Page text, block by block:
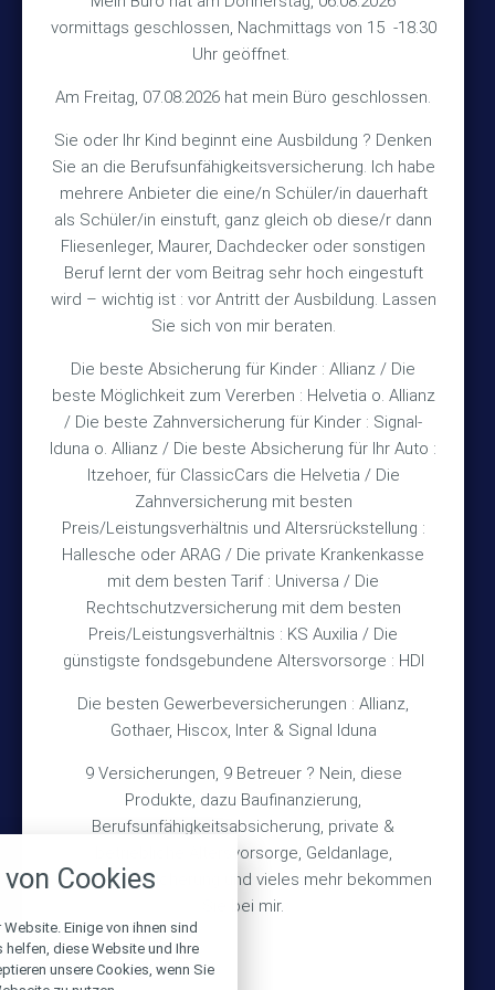
vormittags geschlossen, Nachmittags von 15 -18.30
Uhr geöffnet.
Am Freitag, 07.08.2026 hat mein Büro geschlossen.
Sie oder Ihr Kind beginnt eine Ausbildung ? Denken
Sie an die Berufsunfähigkeitsversicherung. Ich habe
mehrere Anbieter die eine/n Schüler/in dauerhaft
als Schüler/in einstuft, ganz gleich ob diese/r dann
Fliesenleger, Maurer, Dachdecker oder sonstigen
Beruf lernt der vom Beitrag sehr hoch eingestuft
wird – wichtig ist : vor Antritt der Ausbildung. Lassen
Sie sich von mir beraten.
Die beste Absicherung für Kinder : Allianz / Die
beste Möglichkeit zum Vererben : Helvetia o. Allianz
/ Die beste Zahnversicherung für Kinder : Signal-
Iduna o. Allianz / Die beste Absicherung für Ihr Auto :
Itzehoer, für ClassicCars die Helvetia / Die
Zahnversicherung mit besten
Preis/Leistungsverhältnis und Altersrückstellung :
Hallesche oder ARAG / Die private Krankenkasse
mit dem besten Tarif : Universa / Die
Rechtschutzversicherung mit dem besten
Preis/Leistungsverhältnis : KS Auxilia / Die
günstigste fondsgebundene Altersvorsorge : HDI
Die besten Gewerbeversicherungen : Allianz,
Gothaer, Hiscox, Inter & Signal Iduna
9 Versicherungen, 9 Betreuer ? Nein, diese
Produkte, dazu Baufinanzierung,
Berufsunfähigkeitsabsicherung, private &
betriebliche Altersvorsorge, Geldanlage,
Gebäudeversicherung und vieles mehr bekommen
Sie bei mir.
30890 Barsinghausen
Kontakt
TEL +49 (5105) 1811
FAX +49 (5105) 2720
MAIL vmh1a@web.de
Bürozeiten
Mo – Fr 10:15 – 12:00 Uhr
und nach Vereinbarung
Rechtliches
Impressum
Datenschutz
Erstinformation
Wichtiges
Über mich
Bedarfsermittlung
Schadensmeldung
© 2026 Versicherungsmakler Haberkamp GmbH
Cookies
Einige von ihnen sind
diese Website und Ihre
unsere Cookies, wenn Sie
alle verwendeten Cookies und
zu blockieren.
Notwendig